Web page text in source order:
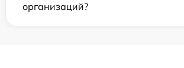
организаций?